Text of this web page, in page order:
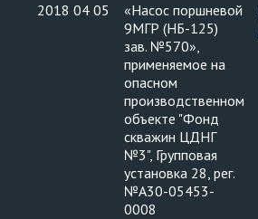
2018 04 05
«Насос поршневой
9МГР (НБ-125)
зав. №570»,
применяемое на
опасном
производственном
объекте "Фонд
скважин ЦДНГ
№3", Групповая
установка 28, рег.
№А30-05453-
0008